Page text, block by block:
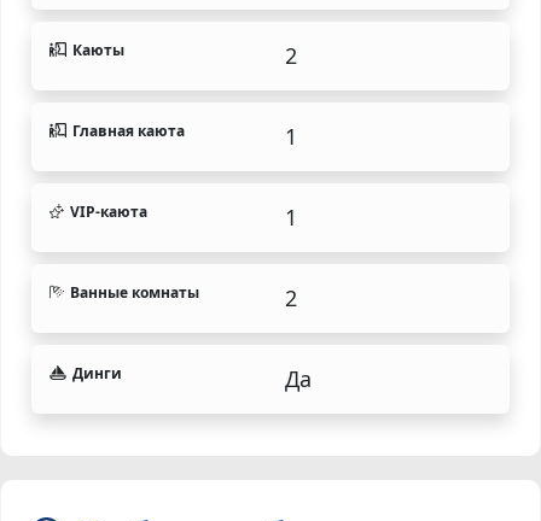
Каюты 2
Главная каюта 1
VIP-каюта 1
Ванные комнаты 2
Динги Да